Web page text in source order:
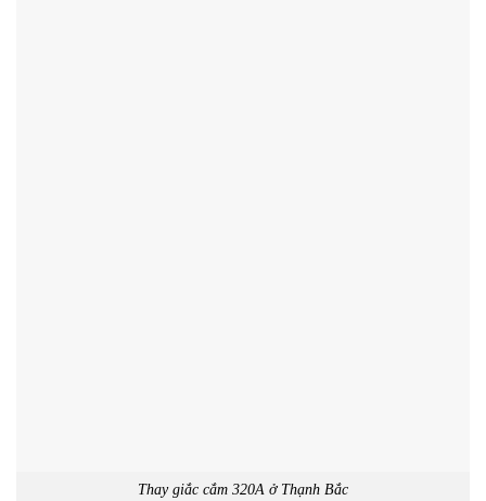
Thay giắc cắm 320A ở Thạnh Bắc